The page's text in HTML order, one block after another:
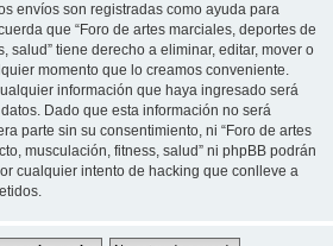
envíos son registradas como ayuda para
que “Foro de artes marciales, deportes de
salud” tiene derecho a eliminar, editar, mover o
momento que lo creamos conveniente.
información que haya ingresado será
Dado que esta información no será
parte sin su consentimiento, ni “Foro de artes
musculación, fitness, salud” ni phpBB podrán
cualquier intento de hacking que conlleve a